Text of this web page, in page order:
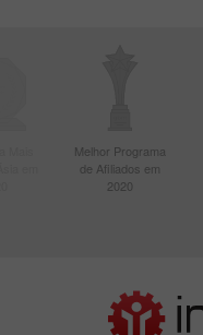
Melhor Programa
de Afiliados em
2020